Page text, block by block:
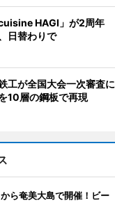
HAGI」が2周年
日替わりで
工が全国大会一次審査に
10層の鋼板で再現
ら奄美大島で開催！ビー